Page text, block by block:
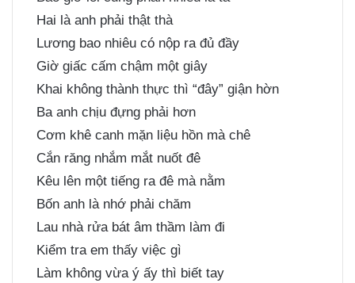
Hai là anh phải thật thà
Lương bao nhiêu có nộp ra đủ đầy
Giờ giấc cấm chậm một giây
Khai không thành thực thì “đây” giận hờn
Ba anh chịu đựng phải hơn
Cơm khê canh mặn liệu hồn mà chê
Cắn răng nhắm mắt nuốt đê
Kêu lên một tiếng ra đê mà nằm
Bốn anh là nhớ phải chăm
Lau nhà rửa bát âm thầm làm đi
Kiểm tra em thấy việc gì
Làm không vừa ý ấy thì biết tay